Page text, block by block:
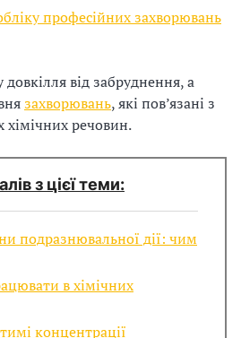
професійних захворювань
від забруднення, а
захворювань, які пов’язані з
речовин.
з цієї теми:
подразнювальної дії: чим
в хімічних
концентрації